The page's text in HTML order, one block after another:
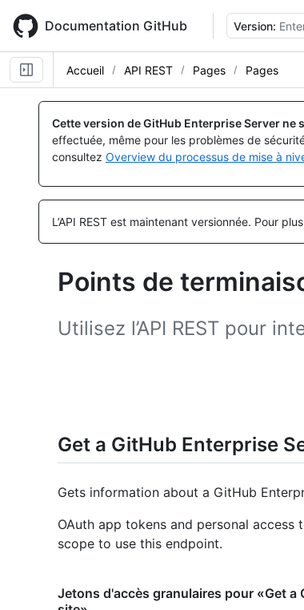
main
content
Documentation GitHub Version:
Accueil API REST Pages Pages
Cette version de GitHub Enterprise Server ne
effectuée, même pour les problèmes de
consultez Overview du processus de mise à
L’API REST est maintenant versionnée. Pour
Points de
Utilisez l’API REST pour
Get a GitHub Enterprise
Gets information about a GitHub
OAuth app tokens and personal access
scope to use this endpoint.
Jetons d'accès granulaires pour «Get a
Nom, Type,
Description
Nom, Type,
Description
Nom, Type,
Description
Nom, Type,
Description
Nom, Type,
Description
Nom, Type,
Description
Nom, Type,
Description
Nom, Type,
Description
Nom, Type,
Description
Nom, Type,
Description
Nom, Type,
Description
Nom, Type,
Description
Nom, Type,
Description
Nom, Type,
Description
Nom, Type,
Description
Nom, Type,
Description
Nom, Type,
Description
Nom, Type,
Description
Nom, Type,
Description
Nom, Type,
Description
Nom, Type,
Description
Nom, Type,
Description
Nom, Type,
Description
Nom, Type,
Description
Nom, Type,
Description
Nom, Type,
Description